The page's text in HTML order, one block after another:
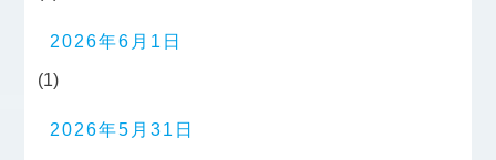
2026年6月1日
(1)
2026年5月31日